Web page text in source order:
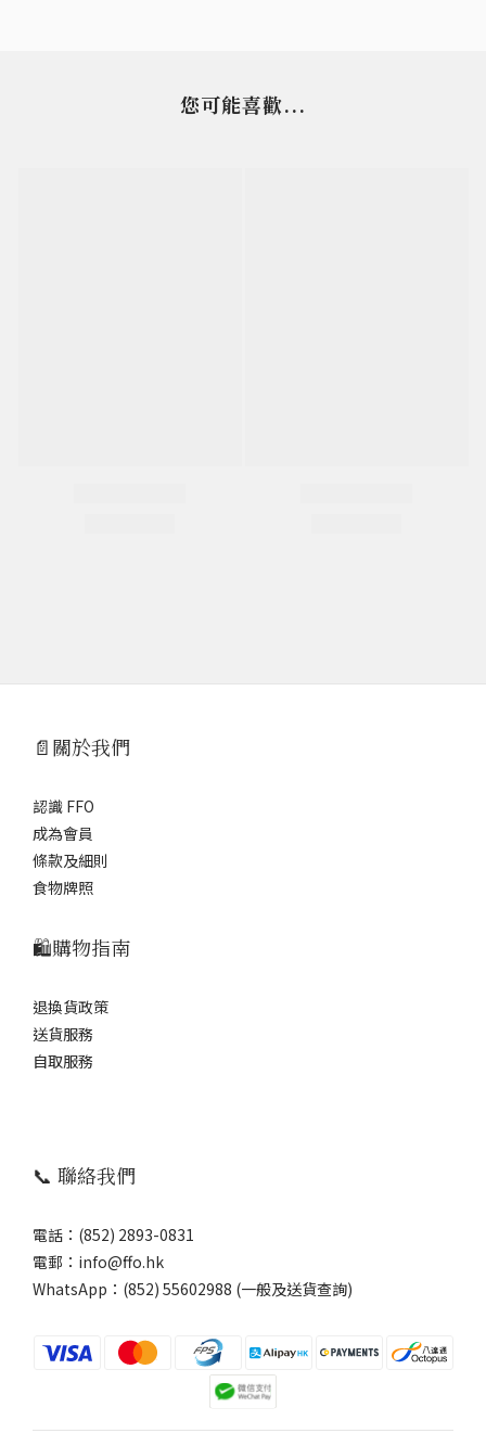
您可能喜歡...
📄關於我們
認識 FFO
成為會員
條款及細則
食物牌照
🛍️購物指南
退換貨政策
送貨服務
自取服務
📞 聯絡我們
電話：(852) 2893-0831
電郵：info@ffo.hk
WhatsApp： (852) 55602988 (一般及送貨查詢)